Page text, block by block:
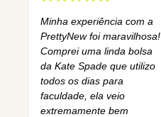
Minha experiência com a
PrettyNew foi maravilhosa!
Comprei uma linda bolsa
da Kate Spade que utilizo
todos os dias para
faculdade, ela veio
extremamente bem